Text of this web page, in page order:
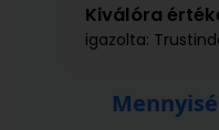
Kiválóra
igazolta: